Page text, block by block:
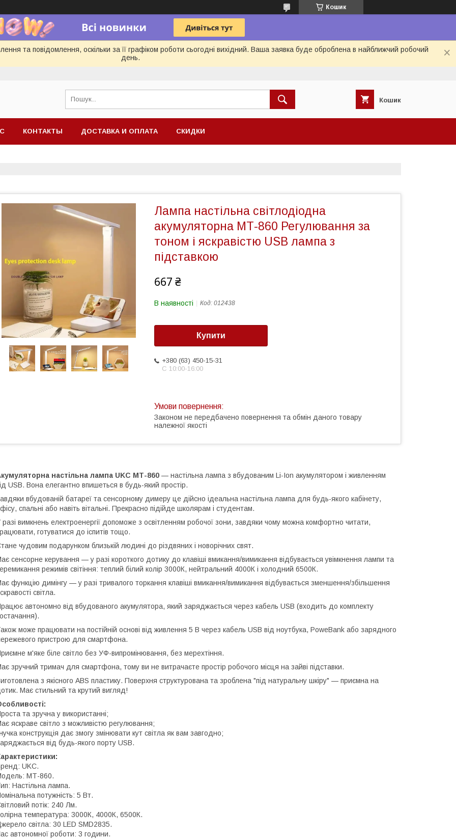
Кошик
та повідомлення, оскільки за її графіком роботи сьогодні вихідний. Ваша заявка буде оброблена в найближчий робочий
день.
Кошик
КОНТАКТЫ ДОСТАВКА И ОПЛАТА СКИДКИ
Лампа настільна світлодіодна
акумуляторна МТ-860 Регулювання за
тоном і яскравістю USB лампа з
підставкою
667 ₴
В наявності Код: 012438
Купити
+380 (63) 450-15-31
С 10:00-16:00
Законом не передбачено повернення та обмін даного товару
належної якості
настільна лампа UKC МТ-860 — настільна лампа з вбудованим Li-Ion акумулятором і живленням
USB. Вона елегантно впишеться в будь-який простір.
вбудованій батареї та сенсорному димеру це дійсно ідеальна настільна лампа для будь-якого кабінету,
спальні або навіть вітальні. Прекрасно підійде школярам і студентам.
разі вимкнень електроенергії допоможе з освітленням робочої зони, завдяки чому можна комфортно читати,
готуватися до іспитів тощо.
чудовим подарунком близькій людині до різдвяних і новорічних свят.
сенсорне керування — у разі короткого дотику до клавіші вмикання/вимикання відбувається увімкнення лампи та
режимів світіння: теплий білий колір 3000К, нейтральний 4000К і холодний 6500К.
функцію димінгу — у разі тривалого торкання клавіші вмикання/вимикання відбувається зменшення/збільшення
світла.
автономно від вбудованого акумулятора, який заряджається через кабель USB (входить до комплекту
може працювати на постійній основі від живлення 5 В через кабель USB від ноутбука, PoweBank або зарядного
пристрою для смартфона.
м'яке біле світло без УФ-випромінювання, без мерехтіння.
зручний тримач для смартфона, тому ви не витрачаєте простір робочого місця на зайві підставки.
з якісного ABS пластику. Поверхня структурована та зроблена "під натуральну шкіру" — приємна на
Має стильний та крутий вигляд!
та зручна у використанні;
яскраве світло з можливістю регулювання;
конструкція дає змогу змінювати кут світла як вам завгодно;
від будь-якого порту USB.
UKC.
МТ-860.
Настільна лампа.
потужність: 5 Вт.
потік: 240 Лм.
температура: 3000К, 4000К, 6500К.
світла: 30 LED SMD2835.
автономної роботи: 3 години.